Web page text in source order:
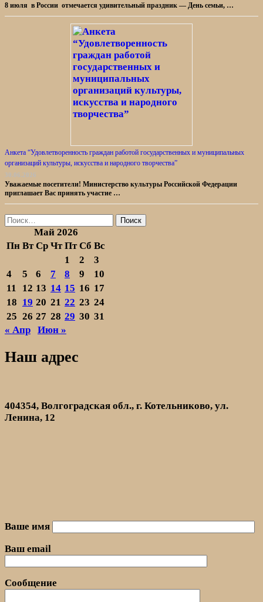
8 июля в России отмечается удивительный праздник — День семьи, …
Анкета “Удовлетворенность граждан работой государственных и муниципальных
организаций культуры, искусства и народного творчества”
30.06.2026
Уважаемые посетители! Министерство культуры Российской Федерации
приглашает Вас принять участие …
Найти:
Май 2026
Пн Вт Ср Чт Пт Сб Вс
1
2
3
4
5 6 7 8 9
10
11
12 13 14 15 16 17
18 19 20 21 22 23 24
25 26 27 28 29 30 31
« Апр
Июн »
Наш адрес
404354, Волгоградская обл., г. Котельниково, ул.
Ленина, 12
Ваше имя
Ваш email
Сообщение